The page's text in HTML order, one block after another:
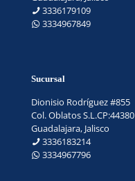
3336179109
3334967849
Sucursal
Dionisio Rodríguez #855
Col. Oblatos S.L.CP:44380
Guadalajara, Jalisco
3336183214
3334967796